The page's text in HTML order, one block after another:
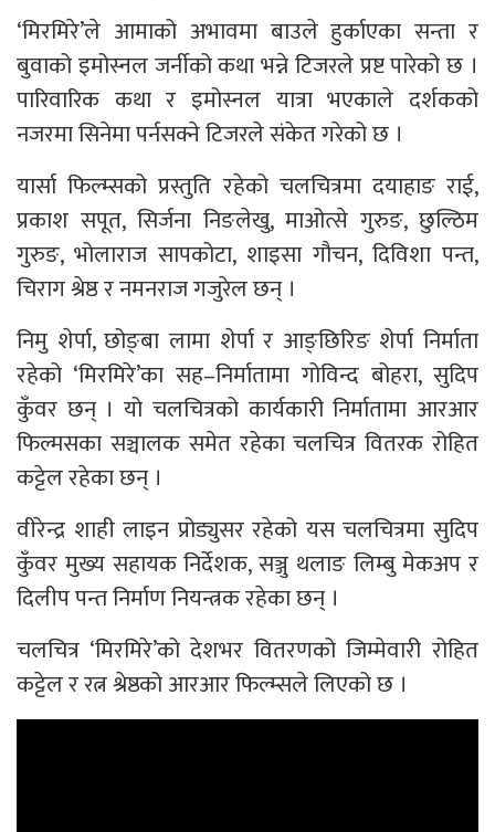
‘मिरमिरे’ले आमाको अभावमा बाउले हुर्काएका सन्ता र
बुवाको इमोस्नल जर्नीको कथा भन्ने टिजरले प्रष्ट पारेको छ ।
पारिवारिक कथा र इमोस्नल यात्रा भएकाले दर्शकको
नजरमा सिनेमा पर्नसक्ने टिजरले संकेत गरेको छ ।
यार्सा फिल्म्सको प्रस्तुति रहेको चलचित्रमा दयाहाङ राई,
प्रकाश सपूत, सिर्जना निङलेखु, माओत्से गुरुङ, छुल्ठिम
गुरुङ, भोलाराज सापकोटा, शाइसा गौचन, दिविशा पन्त,
चिराग श्रेष्ठ र नमनराज गजुरेल छन् ।
निमु शेर्पा, छोङ्बा लामा शेर्पा र आङ्छिरिङ शेर्पा निर्माता
रहेको ‘मिरमिरे’का सह–निर्मातामा गोविन्द बोहरा, सुदिप
कुँवर छन् । यो चलचित्रको कार्यकारी निर्मातामा आरआर
फिल्मसका सञ्चालक समेत रहेका चलचित्र वितरक रोहित
कट्टेल रहेका छन् ।
वीरेन्द्र शाही लाइन प्रोड्युसर रहेको यस चलचित्रमा सुदिप
कुँवर मुख्य सहायक निर्देशक, सञ्जु थलाङ लिम्बु मेकअप र
दिलीप पन्त निर्माण नियन्त्रक रहेका छन् ।
चलचित्र ‘मिरमिरे’को देशभर वितरणको जिम्मेवारी रोहित
कट्टेल र रत्न श्रेष्ठको आरआर फिल्म्सले लिएको छ ।